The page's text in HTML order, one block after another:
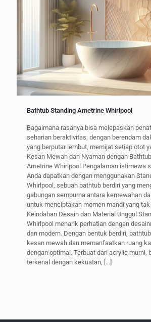
Bathtub Standing Ametrine Whirlpool
Bagaimana rasanya bisa melepaskan
seharian beraktivitas, dengan berendam
yang berputar lembut, memijat setiap otot
Kesan Mewah dan Nyaman dengan
Ametrine Whirlpool Pengalaman istimewa
Anda dapatkan dengan menggunakan
Whirlpool, sebuah bathtub berdiri yang
gabungan sempurna antara kemewahan
untuk menciptakan momen mandi yang
Keindahan Desain dan Material Unggul
Whirlpool menarik perhatian dengan
dan modern. Dengan bentuk berdiri,
kesan mewah dan memanfaatkan ruang
dengan optimal. Terbuat dari acrylic murni,
terkenal dengan kekuatan, […]